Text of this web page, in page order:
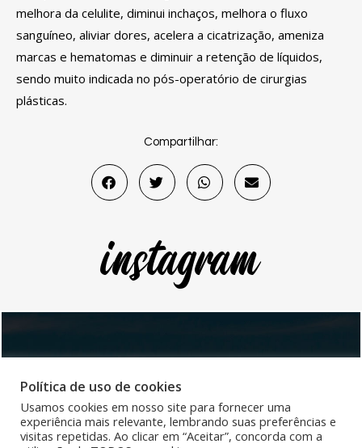
melhora da celulite, diminui inchaços, melhora o fluxo
sanguíneo, aliviar dores, acelera a cicatrização, ameniza
marcas e hematomas e diminuir a retenção de líquidos,
sendo muito indicada no pós-operatório de cirurgias
plásticas.
Compartilhar:
instagram
(21) 2239-2314/(21) 97136-9883
CONTATO@CLINICAHELENACOSTA.COM.BR
Política de uso de cookies
Usamos cookies em nosso site para fornecer uma
experiência mais relevante, lembrando suas preferências e
visitas repetidas. Ao clicar em “Aceitar”, concorda com a